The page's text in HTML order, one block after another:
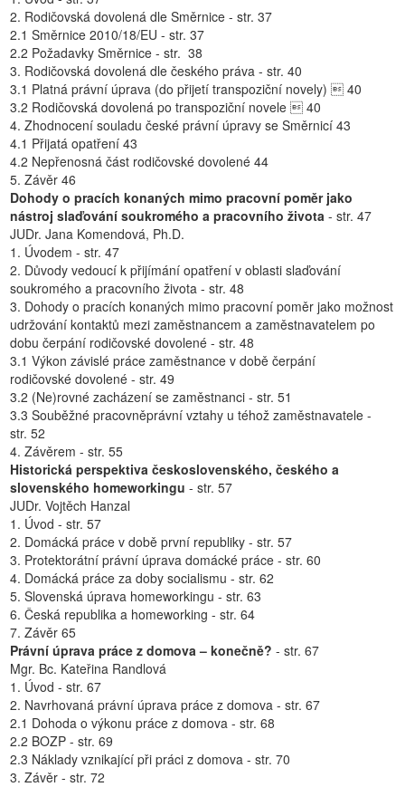
2. Rodičovská dovolená dle Směrnice - str. 37
2.1 Směrnice 2010/18/EU - str. 37
2.2 Požadavky Směrnice - str. 38
3. Rodičovská dovolená dle českého práva - str. 40
3.1 Platná právní úprava (do přijetí transpoziční novely)  40
3.2 Rodičovská dovolená po transpoziční novele  40
4. Zhodnocení souladu české právní úpravy se Směrnicí 43
4.1 Přijatá opatření 43
4.2 Nepřenosná část rodičovské dovolené 44
5. Závěr 46
Dohody o pracích konaných mimo pracovní poměr jako
nástroj slaďování soukromého a pracovního života - str. 47
JUDr. Jana Komendová, Ph.D.
1. Úvodem - str. 47
2. Důvody vedoucí k přijímání opatření v oblasti slaďování
soukromého a pracovního života - str. 48
3. Dohody o pracích konaných mimo pracovní poměr jako možnost
udržování kontaktů mezi zaměstnancem a zaměstnavatelem po
dobu čerpání rodičovské dovolené - str. 48
3.1 Výkon závislé práce zaměstnance v době čerpání
rodičovské dovolené - str. 49
3.2 (Ne)rovné zacházení se zaměstnanci - str. 51
3.3 Souběžné pracovněprávní vztahy u téhož zaměstnavatele -
str. 52
4. Závěrem - str. 55
Historická perspektiva československého, českého a
slovenského homeworkingu - str. 57
JUDr. Vojtěch Hanzal
1. Úvod - str. 57
2. Domácká práce v době první republiky - str. 57
3. Protektorátní právní úprava domácké práce - str. 60
4. Domácká práce za doby socialismu - str. 62
5. Slovenská úprava homeworkingu - str. 63
6. Česká republika a homeworking - str. 64
7. Závěr 65
Právní úprava práce z domova – konečně? - str. 67
Mgr. Bc. Kateřina Randlová
1. Úvod - str. 67
2. Navrhovaná právní úprava práce z domova - str. 67
2.1 Dohoda o výkonu práce z domova - str. 68
2.2 BOZP - str. 69
2.3 Náklady vznikající při práci z domova - str. 70
3. Závěr - str. 72